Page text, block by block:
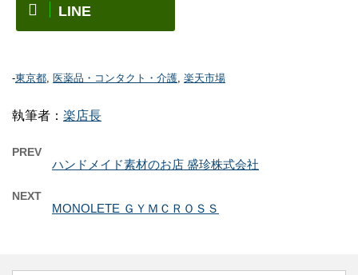
LINE
-東京都, 医薬品・コンタクト・介護, 楽天市場
執筆者： 楽店長
PREV
ハンドメイド素材のお店 盛珍株式会社
NEXT
MONOLETE ＧＹＭＣＲＯＳＳ